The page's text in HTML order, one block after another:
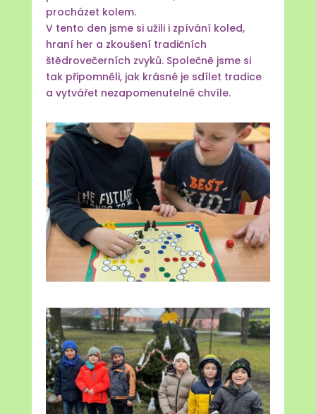
procházet kolem.
V tento den jsme si užili i zpívání koled,
hraní her a zkoušení tradičních
štědrovečerních zvyků. Společně jsme si
tak připomněli, jak krásné je sdílet tradice
a vytvářet nezapomenutelné chvíle.